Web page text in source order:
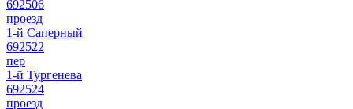
692506
проезд
1-й Саперный
692522
пер
1-й Тургенева
692524
проезд